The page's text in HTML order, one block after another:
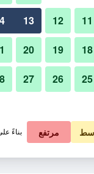
في الليلة
﷼ عرض
﷼ عرض
11
12
13
18
19
20
25
26
27
مرتفع بناءً